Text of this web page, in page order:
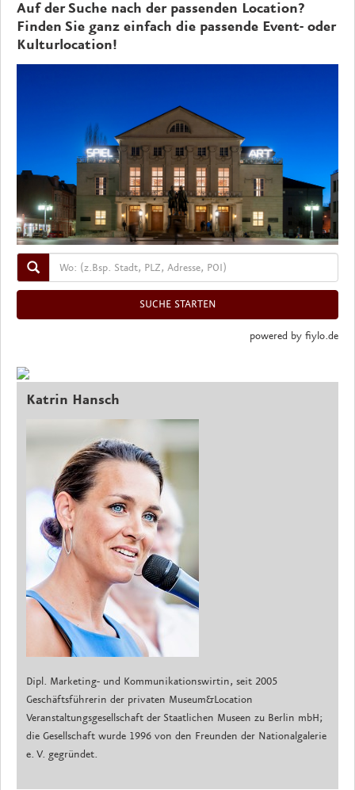
Auf der Suche nach der passenden Location?
Finden Sie ganz einfach die passende Event- oder
Kulturlocation!
powered by fiylo.de
Katrin Hansch
Dipl. Marketing- und Kommunikationswirtin, seit 2005
Geschäftsführerin der privaten Museum&Location
Veranstaltungsgesellschaft der Staatlichen Museen zu Berlin mbH;
die Gesellschaft wurde 1996 von den Freunden der Nationalgalerie
e. V. gegründet.